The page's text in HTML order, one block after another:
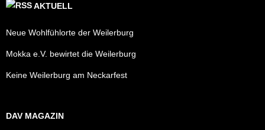
AKTUELL
Neue Wohlfühlorte der Weilerburg
Mokka e.V. bewirtet die Weilerburg
Keine Weilerburg am Neckarfest
DAV MAGAZIN